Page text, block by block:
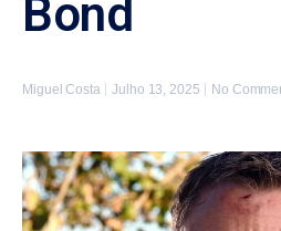
Bond
Miguel Costa Julho 13, 2025 No